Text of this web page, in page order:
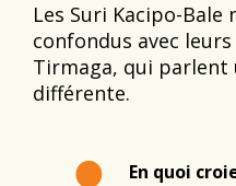
Les Suri Kacipo-
confondus avec
Tirmaga, qui parlent
différente.
En quoi